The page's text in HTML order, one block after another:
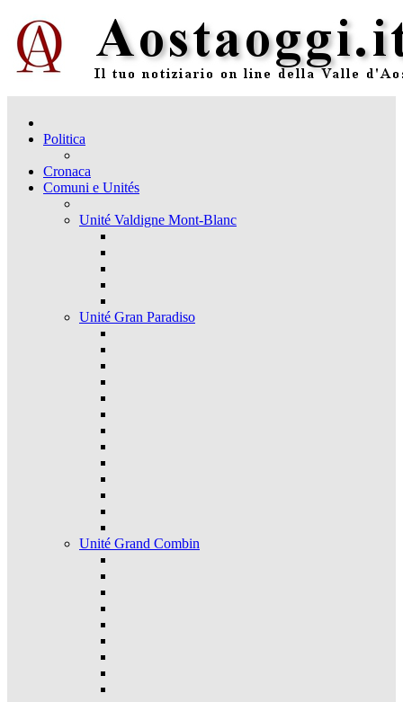
Politica
Cronaca
Comuni e Unités
Unité Valdigne Mont-Blanc
Unité Gran Paradiso
Unité Grand Combin